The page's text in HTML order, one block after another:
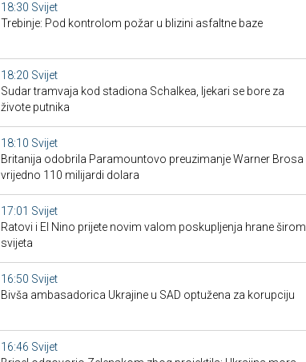
18:30 Svijet
Trebinje: Pod kontrolom požar u blizini asfaltne baze
18:20 Svijet
Sudar tramvaja kod stadiona Schalkea, ljekari se bore za
živote putnika
18:10 Svijet
Britanija odobrila Paramountovo preuzimanje Warner Brosa
vrijedno 110 milijardi dolara
17:01 Svijet
Ratovi i El Nino prijete novim valom poskupljenja hrane širom
svijeta
16:50 Svijet
Bivša ambasadorica Ukrajine u SAD optužena za korupciju
16:46 Svijet